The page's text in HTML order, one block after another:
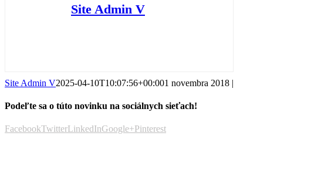
Site Admin V
Site Admin V2025-04-10T10:07:56+00:001 novembra 2018 |
Podeľte sa o túto novinku na sociálnych sieťach!
FacebookTwitterLinkedInGoogle+Pinterest